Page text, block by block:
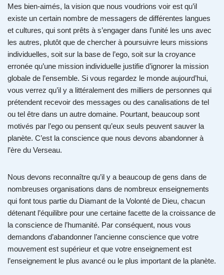
Mes bien-aimés, la vision que nous voudrions voir est qu’il
existe un certain nombre de messagers de différentes langues
et cultures, qui sont prêts à s’engager dans l’unité les uns avec
les autres, plutôt que de chercher à poursuivre leurs missions
individuelles, soit sur la base de l’ego, soit sur la croyance
erronée qu’une mission individuelle justifie d’ignorer la mission
globale de l’ensemble. Si vous regardez le monde aujourd’hui,
vous verrez qu’il y a littéralement des milliers de personnes qui
prétendent recevoir des messages ou des canalisations de tel
ou tel être dans un autre domaine. Pourtant, beaucoup sont
motivés par l’ego ou pensent qu’eux seuls peuvent sauver la
planète. C’est la conscience que nous devons abandonner à
l’ère du Verseau.
Nous devons reconnaître qu’il y a beaucoup de gens dans de
nombreuses organisations dans de nombreux enseignements
qui font tous partie du Diamant de la Volonté de Dieu, chacun
détenant l’équilibre pour une certaine facette de la croissance de
la conscience de l’humanité. Par conséquent, nous vous
demandons d’abandonner l’ancienne conscience que votre
mouvement est supérieur et que votre enseignement est
l’enseignement le plus avancé ou le plus important de la planète.